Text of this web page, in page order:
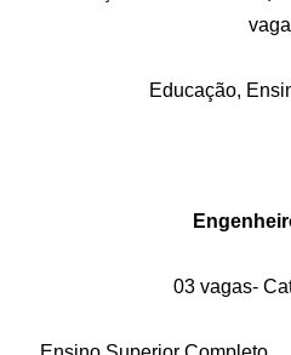
Educação,
03 vagas-